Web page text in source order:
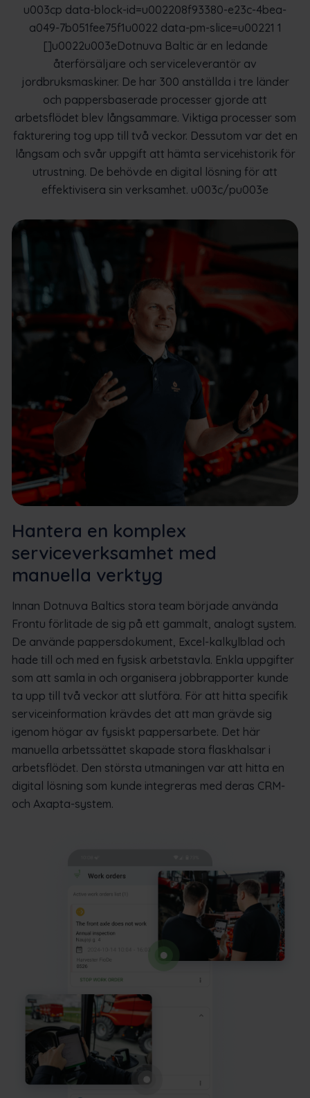
u003cp data-block-id=u002208f93380-e23c-4bea-
a049-7b051fee75f1u0022 data-pm-slice=u00221 1
[]u0022u003eDotnuva Baltic är en ledande
återförsäljare och serviceleverantör av
jordbruksmaskiner. De har 300 anställda i tre länder
och pappersbaserade processer gjorde att
arbetsflödet blev långsammare. Viktiga processer som
fakturering tog upp till två veckor. Dessutom var det en
långsam och svår uppgift att hämta servicehistorik för
utrustning. De behövde en digital lösning för att
effektivisera sin verksamhet. u003c/pu003e
Hantera en komplex
serviceverksamhet med
manuella verktyg
Innan Dotnuva Baltics stora team började använda
Frontu förlitade de sig på ett gammalt, analogt system.
De använde pappersdokument, Excel-kalkylblad och
hade till och med en fysisk arbetstavla. Enkla uppgifter
som att samla in och organisera jobbrapporter kunde
ta upp till två veckor att slutföra. För att hitta specifik
serviceinformation krävdes det att man grävde sig
igenom högar av fysiskt pappersarbete. Det här
manuella arbetssättet skapade stora flaskhalsar i
arbetsflödet. Den största utmaningen var att hitta en
digital lösning som kunde integreras med deras CRM-
och Axapta-system.